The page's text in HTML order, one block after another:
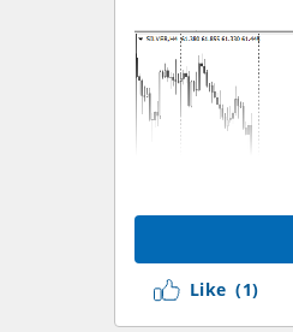
Like (1)